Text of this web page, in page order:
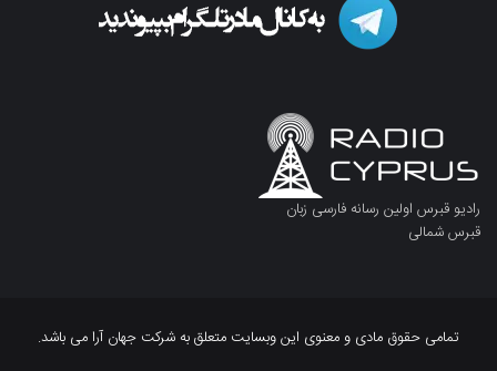
رادیو قبرس اولین رسانه فارسی زبان
قبرس شمالی
تمامی حقوق مادی و معنوی این وبسایت متعلق به شرکت جهان آرا می باشد.